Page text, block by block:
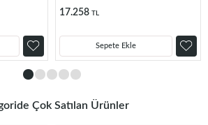
17.258 TL
Sepete Ekle
Çok Satılan Ürünler